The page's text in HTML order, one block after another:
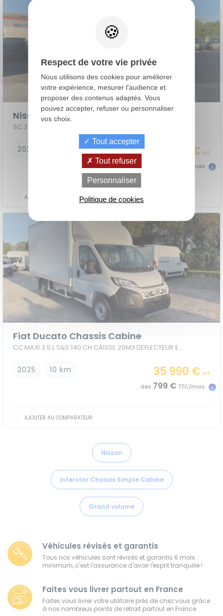
de
votreLe crédit
classique
2026 44 990 € HT
TTC/mois
AJOUTER AU COMPARATEUR
Fiat Ducato Chassis Cabine
CC MAXI 3.5 L S&S 140 CH CAISSE 20M3 DEFLECTEUR ESCALIER
2025 10 km 35 990 € HT
dès 799 € TTC/mois
AJOUTER AU COMPARATEUR
Nissan
Interstar Chassis Simple Cabine
Grand volume
Véhicules révisés et garantis
Tous nos véhicules sont révisés et garantis 6 mois
minimum, c'est l'assurance d'avoir l'esprit tranquille !
Faites vous livrer partout en France
Faites vous livrer votre utilitaire près de chez vous grâce
à nos nombreux points de retrait partout en France
Respect de votre vie privée
Nous utilisons des cookies pour améliorer
votre expérience, mesurer l'audience et
proposer des contenus adaptés. Vous
pouvez accepter, refuser ou personnaliser
vos choix.
Tout accepter
Tout refuser
Personnaliser
Politique de cookies